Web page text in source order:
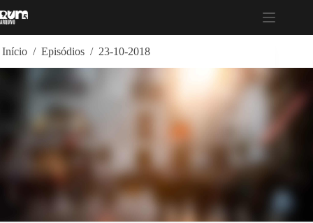
para
Início / Episódios / 23-10-2018